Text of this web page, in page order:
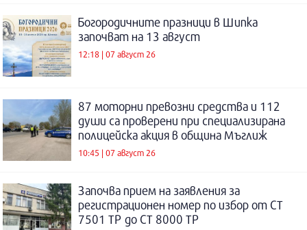
Богородичните празници в Шипка
започват на 13 август
12:18 | 07 август 26
87 моторни превозни средства и 112
души са проверени при специализирана
полицейска акция в община Мъглиж
10:45 | 07 август 26
Започва прием на заявления за
регистрационен номер по избор от СТ
7501 ТР до СТ 8000 ТР